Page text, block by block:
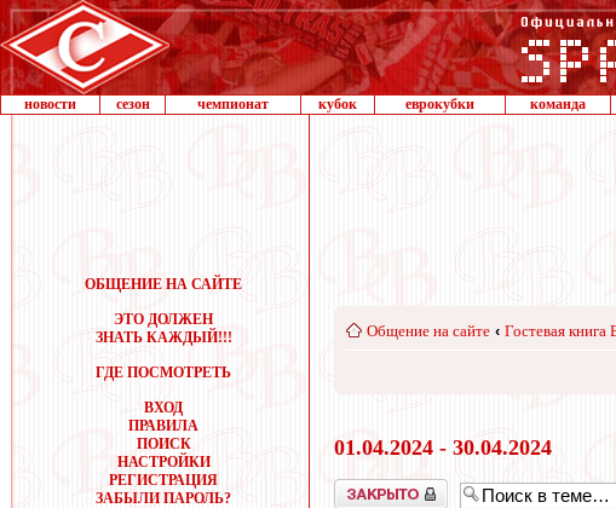
новости сезон чемпионат кубок еврокубки команда
ОБЩЕНИЕ НА САЙТЕ
ЭТО ДОЛЖЕН
ЗНАТЬ КАЖДЫЙ!!!
ГДЕ ПОСМОТРЕТЬ
ВХОД
ПРАВИЛА
ПОИСК
НАСТРОЙКИ
РЕГИСТРАЦИЯ
ЗАБЫЛИ ПАРОЛЬ?
Общение на сайте ‹ Гостевая книга
01.04.2024 - 30.04.2024
Закрыто